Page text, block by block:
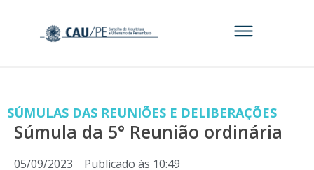
SÚMULAS DAS REUNIÕES E DELIBERAÇÕES
Súmula da 5° Reunião ordinária
05/09/2023 Publicado às 10:49